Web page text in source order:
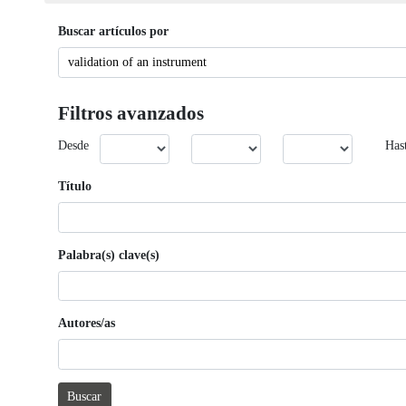
Buscar artículos por
Filtros avanzados
Desde
Título
Palabra(s) clave(s)
Autores/as
Buscar